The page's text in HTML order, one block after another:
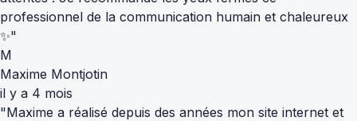
professionnel de la communication humain et chaleureux
✨"
M
Maxime Montjotin
il y a 4 mois
"Maxime a réalisé depuis des années mon site internet et